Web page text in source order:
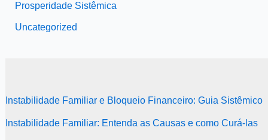
Prosperidade Sistêmica
Uncategorized
Instabilidade Familiar e Bloqueio Financeiro: Guia Sistêmico
Instabilidade Familiar: Entenda as Causas e como Curá-las